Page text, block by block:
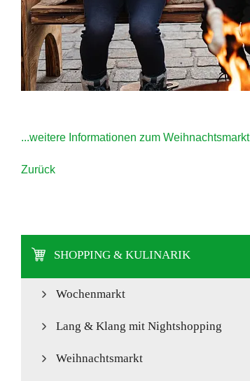
...weitere Informationen zum Weihnachtsmarkt
Zurück
SHOPPING & KULINARIK
Wochenmarkt
Lang & Klang mit Nightshopping
Weihnachtsmarkt